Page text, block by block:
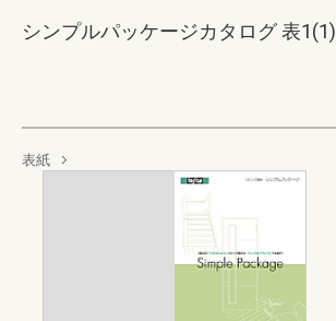
シンプルパッケージカタログ 表1(1)
表紙